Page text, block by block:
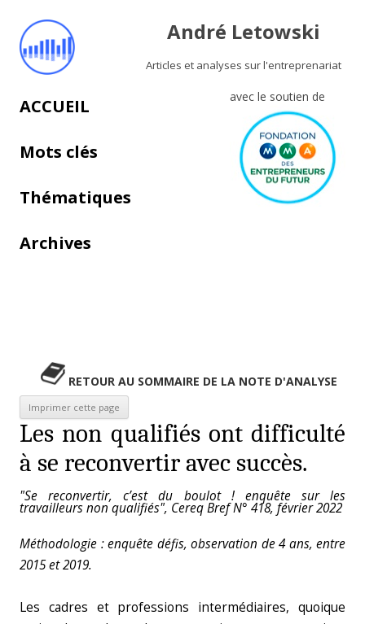
André Letowski
Articles et analyses sur l'entreprenariat
avec le soutien de
Aller au contenu principal
ACCUEIL
Mots clés
Thématiques
Archives
RETOUR AU SOMMAIRE DE LA NOTE D'ANALYSE
Les non qualifiés ont difficulté
à se reconvertir avec succès.
"Se reconvertir, c’est du boulot ! enquête sur les
travailleurs non qualifiés", Cereq Bref N° 418, février 2022
Méthodologie : enquête défis, observation de 4 ans, entre
2015 et 2019.
Les cadres et professions intermédiaires, quoique